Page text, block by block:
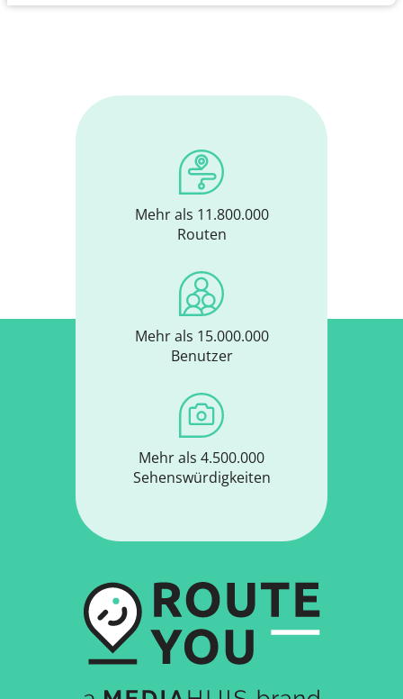
Mehr als 11.800.000
Routen
Mehr als 15.000.000
Benutzer
Mehr als 4.500.000
Sehenswürdigkeiten